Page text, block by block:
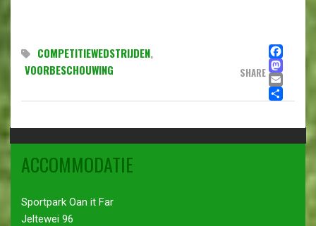
COMPETITIEWEDSTRIJDEN,
VOORBESCHOUWING
SHARE
ACCOMMODATIE
Sportpark Oan it Far
Jeltewei 96